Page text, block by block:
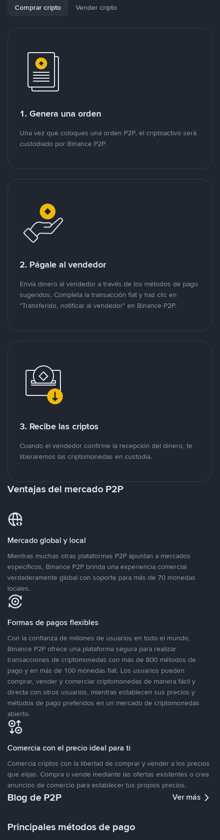
Comprar cripto Vender cripto
1. Genera una orden
Una vez que coloques una orden P2P, el criptoactivo será
custodiado por Binance P2P.
2. Págale al vendedor
Envía dinero al vendedor a través de los métodos de pago
sugeridos. Completa la transacción fiat y haz clic en
"Transferido, notificar al vendedor" en Binance P2P.
3. Recibe las criptos
Cuando el vendedor confirme la recepción del dinero, te
liberaremos las criptomonedas en custodia.
Ventajas del mercado P2P
Mercado global y local
Mientras muchas otras plataformas P2P apuntan a mercados
específicos, Binance P2P brinda una experiencia comercial
verdaderamente global con soporte para más de 70 monedas
locales.
Formas de pagos flexibles
Con la confianza de millones de usuarios en todo el mundo,
Binance P2P ofrece una plataforma segura para realizar
transacciones de criptomonedas con más de 800 métodos de
pago y en más de 100 monedas fiat. Los usuarios pueden
comprar, vender y comerciar criptomonedas de manera fácil y
directa con otros usuarios, mientras establecen sus precios y
métodos de pago preferidos en un mercado de criptomonedas
abierto.
Comercia con el precio ideal para ti
Comercia criptos con la libertad de comprar y vender a los precios
que elijas. Compra o vende mediante las ofertas existentes o crea
anuncios de comercio para establecer tus propios precios.
Blog de P2P Ver más
Principales métodos de pago